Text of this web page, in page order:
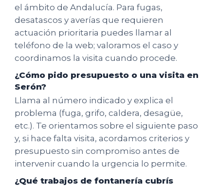
el ámbito de Andalucía. Para fugas,
desatascos y averías que requieren
actuación prioritaria puedes llamar al
teléfono de la web; valoramos el caso y
coordinamos la visita cuando procede.
¿Cómo pido presupuesto o una visita en
Serón?
Llama al número indicado y explica el
problema (fuga, grifo, caldera, desagüe,
etc.). Te orientamos sobre el siguiente paso
y, si hace falta visita, acordamos criterios y
presupuesto sin compromiso antes de
intervenir cuando la urgencia lo permite.
¿Qué trabajos de fontanería cubrís